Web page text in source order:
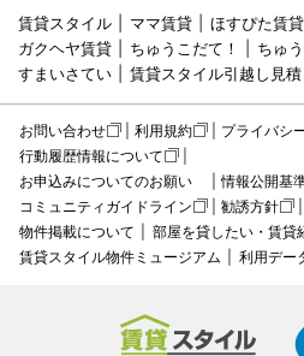
賃貸スタイル ママ賃貸 ほすぴた賃貸
ガクヘヤ賃貸
ちゅうこだて！ ちゅ
すまいさてい
賃貸スタイル引越し見積
お問い合わせ 利用規約
プライバシ
行動履歴情報について
お申込みについてのお願い
情報公開基
コミュニティガイドライン
勧誘方針
物件掲載について
部屋を貸したい・賃貸
賃貸スタイル物件ミュージアム
利用デー